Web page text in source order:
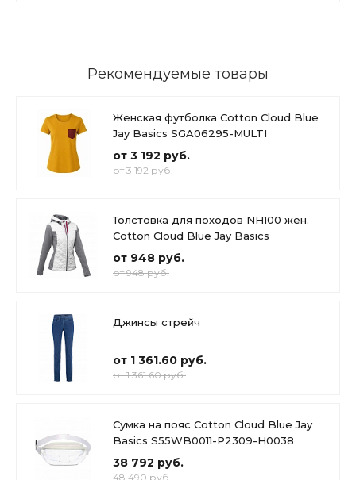
Рекомендуемые товары
Женская футболка Cotton Cloud Blue
Jay Basics SGA06295-MULTI
от 3 192 руб.
от 3 192 руб.
Толстовка для походов NH100 жен.
Cotton Cloud Blue Jay Basics
от 948 руб.
от 948 руб.
Джинсы стрейч
от 1 361.60 руб.
от 1 361.60 руб.
Сумка на пояс Cotton Cloud Blue Jay
Basics S55WB0011-P2309-H0038
38 792 руб.
48 490 руб.